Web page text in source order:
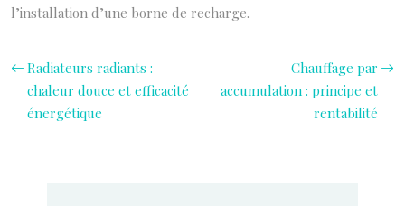
l’installation d’une borne de recharge.
Radiateurs radiants :
chaleur douce et efficacité
énergétique
Chauffage par
accumulation : principe et
rentabilité